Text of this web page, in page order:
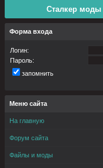
Сталкер
Форма входа
Логин:
Пароль:
запомнить
Меню сайта
На главную
Форум сайта
Файлы и моды